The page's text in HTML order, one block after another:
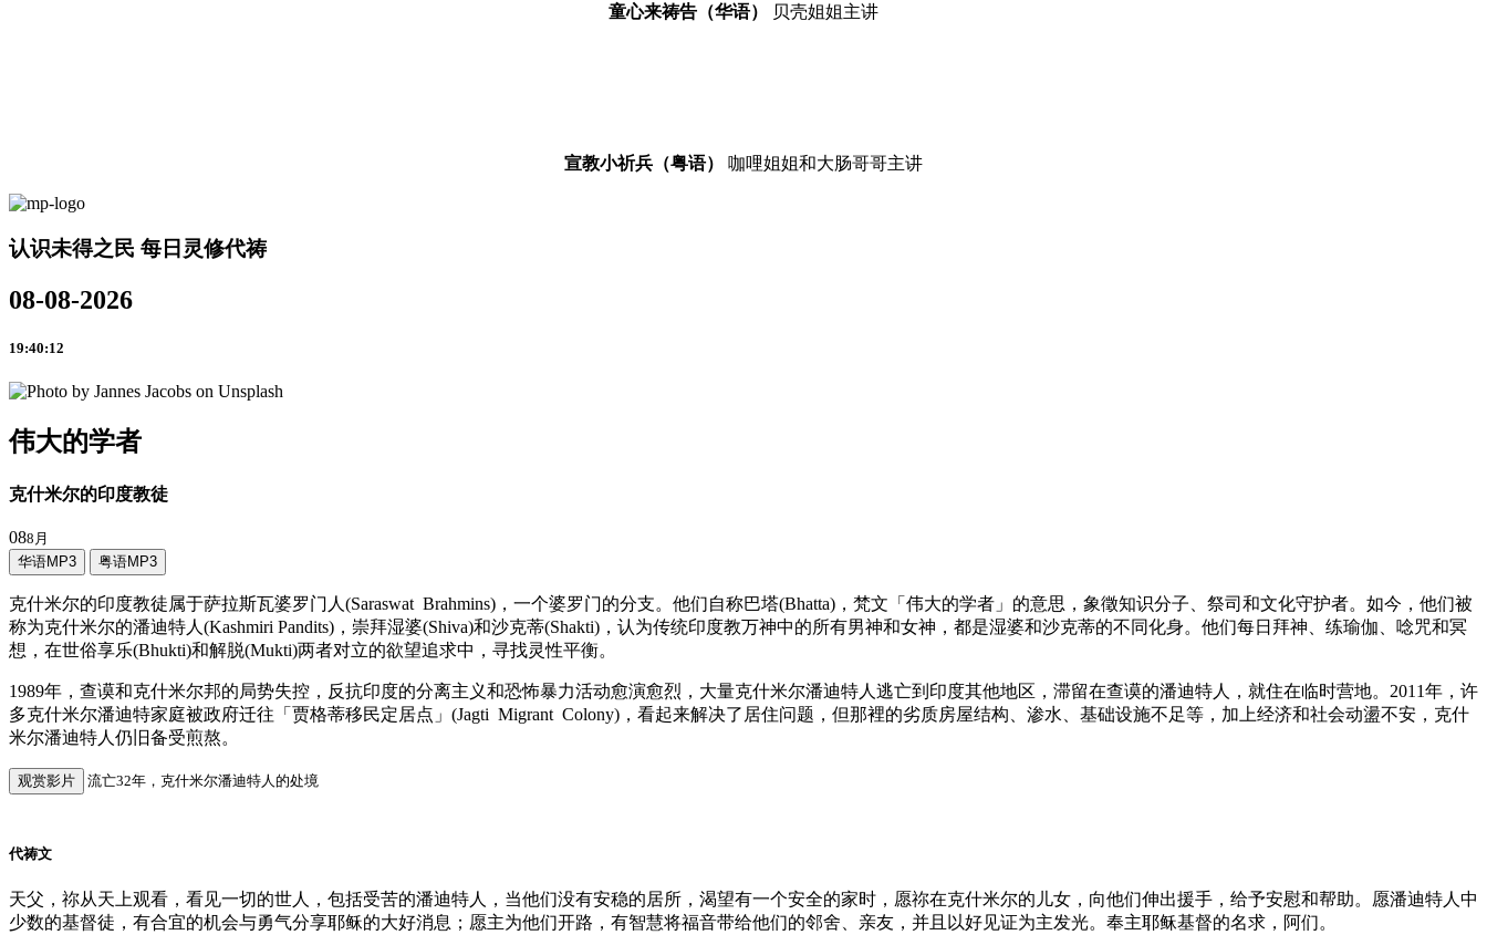
童心来祷告（华语） 贝壳姐姐主讲
宣教小祈兵（粤语） 咖哩姐姐和大肠哥哥主讲
认识未得之民 每日灵修代祷
08-08-2026
19:40:12
伟大的学者
克什米尔的印度教徒
088月
华语MP3
粤语MP3
克什米尔的印度教徒属于萨拉斯瓦婆罗门人(Saraswat Brahmins)，一个婆罗门的分支。他们自称巴塔(Bhatta)，梵文「伟大的学者」的意思，象徵知识分子、祭司和文化守护者。如今，他们被
称为克什米尔的潘迪特人(Kashmiri Pandits)，崇拜湿婆(Shiva)和沙克蒂(Shakti)，认为传统印度教万神中的所有男神和女神，都是湿婆和沙克蒂的不同化身。他们每日拜神、练瑜伽、唸咒和冥
想，在世俗享乐(Bhukti)和解脱(Mukti)两者对立的欲望追求中，寻找灵性平衡。
1989年，查谟和克什米尔邦的局势失控，反抗印度的分离主义和恐怖暴力活动愈演愈烈，大量克什米尔潘迪特人逃亡到印度其他地区，滞留在查谟的潘迪特人，就住在临时营地。2011年，许
多克什米尔潘迪特家庭被政府迁往「贾格蒂移民定居点」(Jagti Migrant Colony)，看起来解决了居住问题，但那裡的劣质房屋结构、渗水、基础设施不足等，加上经济和社会动盪不安，克什
米尔潘迪特人仍旧备受煎熬。
观赏影片 流亡32年，克什米尔潘迪特人的处境
代祷文
天父，祢从天上观看，看见一切的世人，包括受苦的潘迪特人，当他们没有安稳的居所，渴望有一个安全的家时，愿祢在克什米尔的儿女，向他们伸出援手，给予安慰和帮助。愿潘迪特人中
少数的基督徒，有合宜的机会与勇气分享耶稣的大好消息；愿主为他们开路，有智慧将福音带给他们的邻舍、亲友，并且以好见证为主发光。奉主耶稣基督的名求，阿们。